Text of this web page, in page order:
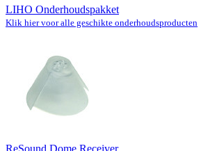
LIHO Onderhoudspakket
Klik hier voor alle geschikte onderhoudsproducten
ReSound Dome Receiver